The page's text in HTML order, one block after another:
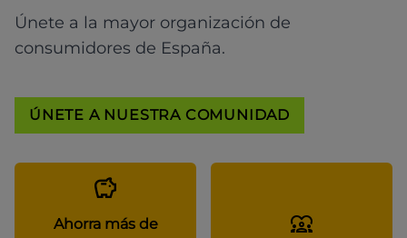
Únete a la mayor organización de
consumidores de España.
ÚNETE A NUESTRA COMUNIDAD
Ahorra más de